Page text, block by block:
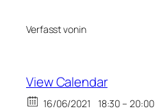
Verfasst vonin
View Calendar
16/06/2021 18:30 – 20:00